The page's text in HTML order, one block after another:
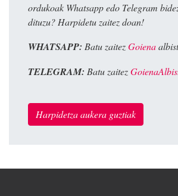
ordukoak Whatsapp edo Telegram
dituzu? Harpidetu zaitez doan!
WHATSAPP: Batu zaitezGoiena
TELEGRAM: Batu zaitez
Harpidetza aukera guztiak